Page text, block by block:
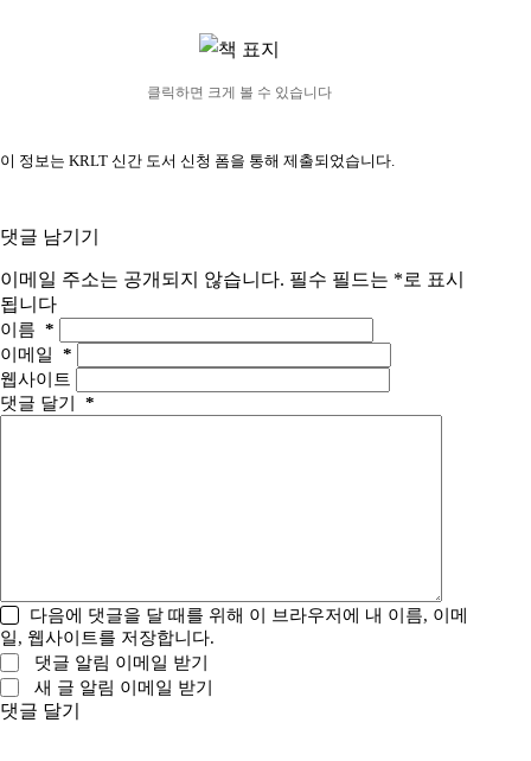
클릭하면 크게 볼 수 있습니다
이 정보는 KRLT 신간 도서 신청 폼을 통해 제출되었습니다.
댓글 남기기
이메일 주소는 공개되지 않습니다. 필수 필드는 *로 표시
됩니다
이름 *
이메일
*
웹사이트
댓글 달기
*
다음에 댓글을 달 때를 위해 이 브라우저에 내 이름, 이메
일, 웹사이트를 저장합니다.
댓글 알림 이메일 받기
새 글 알림 이메일 받기
댓글 달기